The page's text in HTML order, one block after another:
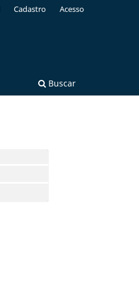
Buscar
Cadastro Acesso